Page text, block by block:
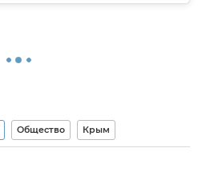
Общество Крым